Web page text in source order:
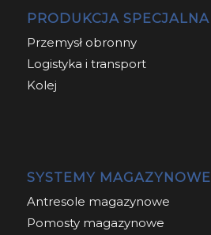
PRODUKCJA SPECJALNA
Przemysł obronny
Logistyka i transport
Kolej
SYSTEMY MAGAZYNOWE
Antresole magazynowe
Pomosty magazynowe